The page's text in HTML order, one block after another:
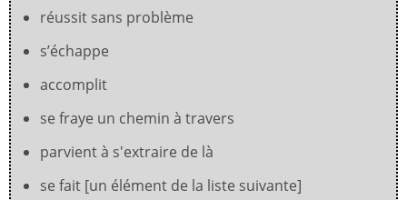
réussit sans problème
s’échappe
accomplit
se fraye un chemin à travers
parvient à s'extraire de là
se fait [un élément de la liste suivante]